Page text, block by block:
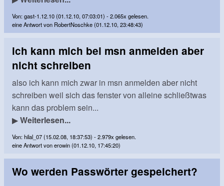
Von: gast-1.12.10 (01.12.10, 07:03:01) - 2.065x gelesen.
eine Antwort von RobertNoschke (01.12.10, 23:48:43)
ich kann mich bei msn anmelden aber
nicht schreiben
also ich kann mich zwar in msn anmelden aber nicht
schreiben weil sich das fenster von alleine schließtwas
kann das problem sein...
▶Weiterlesen...
Von: hilal_07 (15.02.08, 18:37:53) - 2.979x gelesen.
eine Antwort von erowin (01.12.10, 17:45:20)
Wo werden Passwörter gespeichert?